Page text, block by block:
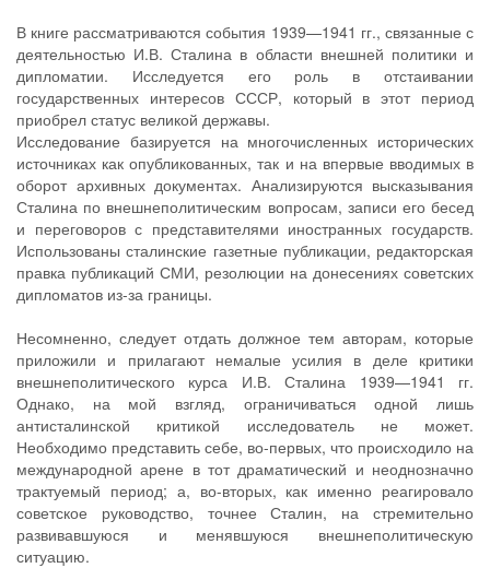
В книге рассматриваются события 1939—1941 гг., связанные с
деятельностью И.В. Сталина в области внешней политики и
дипломатии. Исследуется его роль в отстаивании
государственных интересов СССР, который в этот период
приобрел статус великой державы.
Исследование базируется на многочисленных исторических
источниках как опубликованных, так и на впервые вводимых в
оборот архивных документах. Анализируются высказывания
Сталина по внешнеполитическим вопросам, записи его бесед
и переговоров с представителями иностранных государств.
Использованы сталинские газетные публикации, редакторская
правка публикаций СМИ, резолюции на донесениях советских
дипломатов из-за границы.
Несомненно, следует отдать должное тем авторам, которые
приложили и прилагают немалые усилия в деле критики
внешнеполитического курса И.В. Сталина 1939—1941 гг.
Однако, на мой взгляд, ограничиваться одной лишь
антисталинской критикой исследователь не может.
Необходимо представить себе, во-первых, что происходило на
международной арене в тот драматический и неоднозначно
трактуемый период; а, во-вторых, как именно реагировало
советское руководство, точнее Сталин, на стремительно
развивавшуюся и менявшуюся внешнеполитическую
ситуацию.